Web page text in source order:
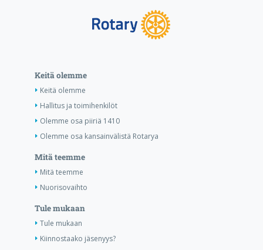
Keitä olemme
Keitä olemme
Hallitus ja toimihenkilöt
Olemme osa piiriä 1410
Olemme osa kansainvälistä Rotarya
Mitä teemme
Mitä teemme
Nuorisovaihto
Tule mukaan
Tule mukaan
Kiinnostaako jäsenyys?